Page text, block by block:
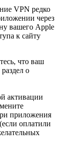
VPN редко
через
вашего Apple
к сайту
что ваш
о
активации
приложения
оплатили